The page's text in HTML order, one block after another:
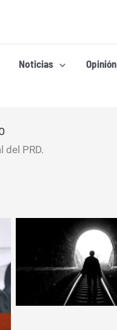
Noticias Opinión
del PRD.